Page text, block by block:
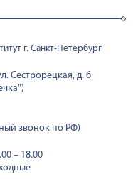
г. Санкт-Петербург
Сестрорецкая, д. 6
звонок по РФ)
– 18.00